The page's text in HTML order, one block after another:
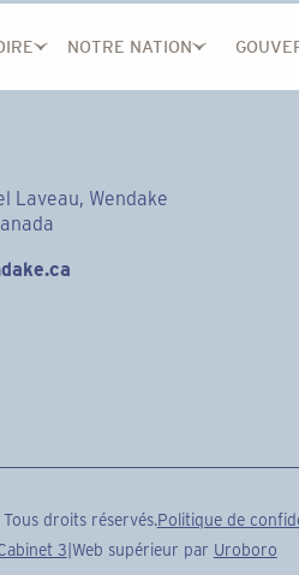
NOTRE NATION
Laveau, Wendake
droits réservés.Politique de
3|Web supérieur par Uroboro